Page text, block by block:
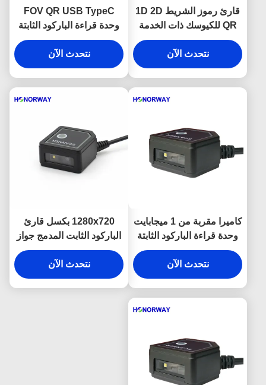
قارئ رموز الشريط 1D 2D
QR للكيوسك ذات الخدمة
الذاتية
نتحدث الآن
FOV QR USB TypeC
وحدة قراءة الباركود الثابتة
مع التصميم المدمج واسع
النطاق
نتحدث الآن
كاميرا مقربة من 1 ميجابايت
وحدة قراءة الباركود الثابتة
مع واجهة UART DB9
RS232
نتحدث الآن
1280x720 بكسل قارئ
الباركود الثابت المدمج جواز
سفر OCR ماسح الباركود
الزاوية العريضة
نتحدث الآن